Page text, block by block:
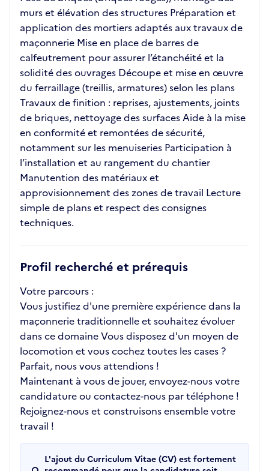
murs et élévation des structures Préparation et
application des mortiers adaptés aux travaux de
maçonnerie Mise en place de barres de
calfeutrement pour assurer l’étanchéité et la
solidité des ouvrages Découpe et mise en œuvre
du ferraillage (treillis, armatures) selon les plans
Travaux de finition : reprises, ajustements, joints
de briques, nettoyage des surfaces Aide à la mise
en conformité et remontées de sécurité,
notamment sur les menuiseries Participation à
l’installation et au rangement du chantier
Manutention des matériaux et
approvisionnement des zones de travail Lecture
simple de plans et respect des consignes
techniques.
Profil recherché et prérequis
Votre parcours :
Vous justifiez d'une première expérience dans la
maçonnerie traditionnelle et souhaitez évoluer
dans ce domaine Vous disposez d'un moyen de
locomotion et vous cochez toutes les cases ?
Parfait, nous vous attendions !
Maintenant à vous de jouer, envoyez-nous votre
candidature ou contactez-nous par téléphone !
Rejoignez-nous et construisons ensemble votre
travail !
L'ajout du Curriculum Vitae (CV) est fortement